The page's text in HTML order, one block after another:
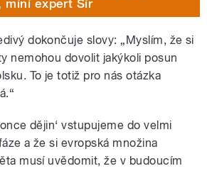
míní expert Šír
dokončuje slovy: „Myslím, že si
nemohou dovolit jakýkoli posun
To je totiž pro nás otázka
dějin‘ vstupujeme do velmi
a že si evropská množina
musí uvědomit, že v budoucím